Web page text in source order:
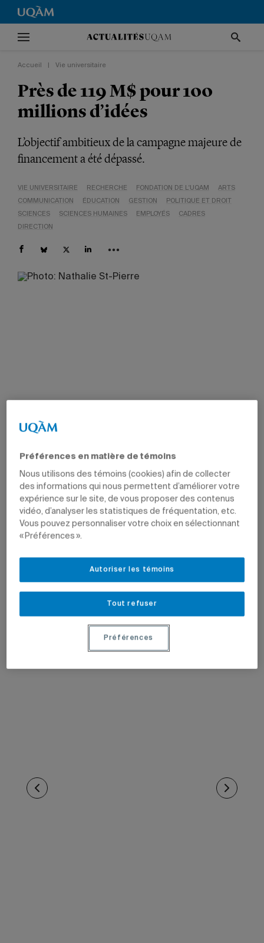
Accueil Vie universitaire
Près de 119 M$ pour 100
millions d’idées
L’objectif ambitieux de la campagne majeure de
financement a été dépassé.
VIE UNIVERSITAIRE RECHERCHE FONDATION DE L'UQAM
ARTS
COMMUNICATION
ÉDUCATION GESTION
POLITIQUE ET DROIT
SCIENCES
SCIENCES HUMAINES EMPLOYÉS
CADRES
DIRECTION
Préférences en matière de témoins
Nous utilisons des témoins (cookies) afin de collecter
des informations qui nous permettent d’améliorer votre
expérience sur le site, de vous proposer des contenus
vidéo, d’analyser les statistiques de fréquentation, etc.
Vous pouvez personnaliser votre choix en sélectionnant
« Préférences ».
Tout refuser
Autoriser les témoins
Préférences